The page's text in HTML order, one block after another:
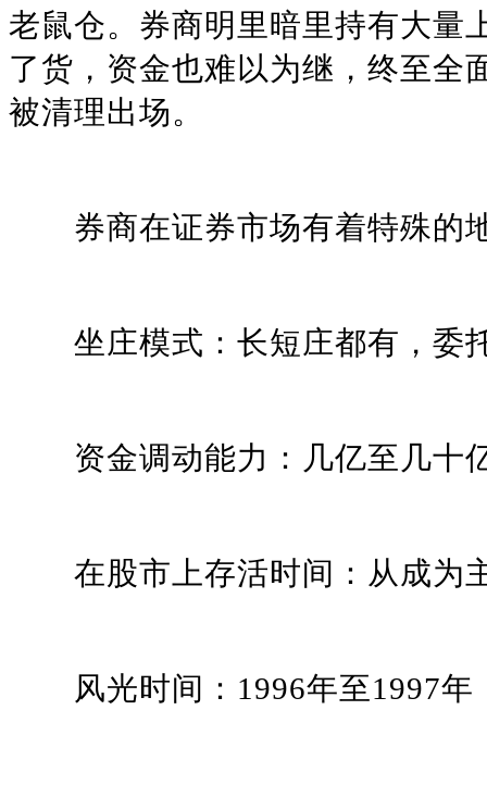
老鼠仓。券商明里暗里持有大量
了货，资金也难以为继，终至全
被清理出场。
券商在证券市场有着特殊的
坐庄模式：长短庄都有，委
资金调动能力：几亿至几十
在股市上存活时间：从成为
风光时间：1996年至1997年